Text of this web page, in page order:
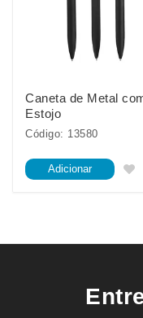
Caneta de Metal
Estojo
Código: 13580
Adicionar